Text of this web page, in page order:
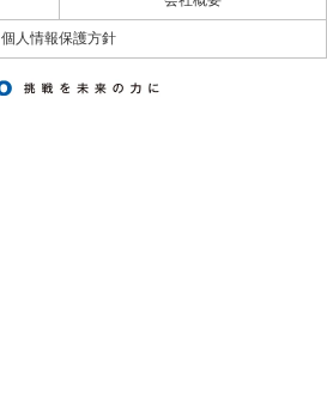
個人情報保護方針